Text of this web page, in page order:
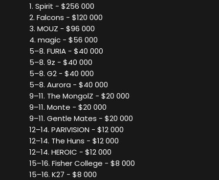
1. Spirit - $256 000
2. Falcons - $120 000
3. MOUZ - $96 000
4. magic - $56 000
5–8. FURIA - $40 000
5–8. 9z - $40 000
5–8. G2 - $40 000
5–8. Aurora - $40 000
9–11. The MongolZ - $20 000
9–11. Monte - $20 000
9–11. Gentle Mates - $20 000
12–14. PARIVISION - $12 000
12–14. The Huns - $12 000
12–14. HEROIC - $12 000
15–16. Fisher College - $8 000
15–16. K27 - $8 000